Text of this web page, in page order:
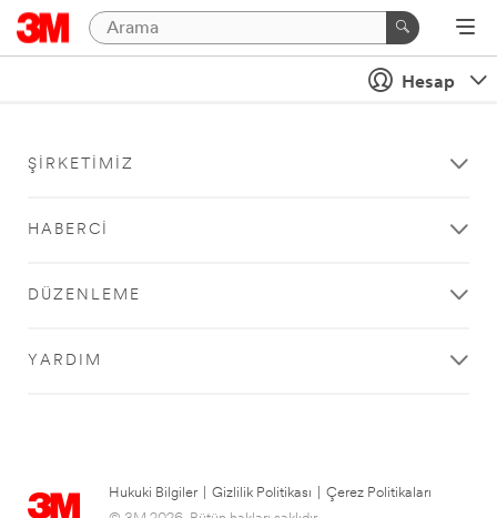
Hesap
ŞIRKETIMIZ
HABERCI
DÜZENLEME
YARDIM
Hukuki Bilgiler Gizlilik Politikası
Çerez Politikaları